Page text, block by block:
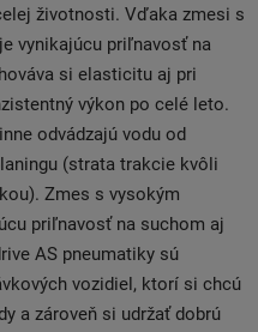
životnosti. Vďaka zmesi s
vynikajúcu priľnavosť na
si elasticitu aj pri
výkon po celé leto.
odvádzajú vodu od
(strata trakcie kvôli
Zmes s vysokým
priľnavosť na suchom aj
AS pneumatiky sú
vozidiel, ktorí si chcú
a zároveň si udržať dobrú